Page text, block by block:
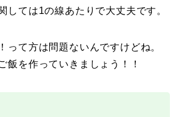
しては1の線あたりで大丈夫です。
って方は問題ないんですけどね。
飯を作っていきましょう！！